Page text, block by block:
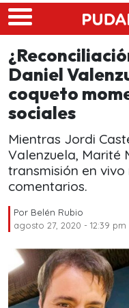
Skip to main content
Daniel
coqueto
sociales
Mientras Jordi
Valenzuela, Marité
transmisión en
comentarios.
Por Belén Rubio
agosto 27, 2020 - 12:39 pm